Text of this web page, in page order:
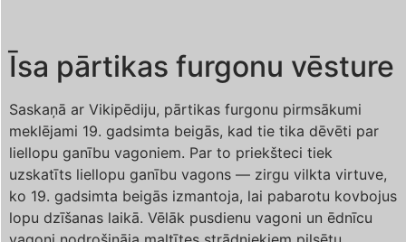
Īsa pārtikas furgonu vēsture
Saskaņā ar Vikipēdiju, pārtikas furgonu pirmsākumi
meklējami 19. gadsimta beigās, kad tie tika dēvēti par
liellopu ganību vagoniem. Par to priekšteci tiek
uzskatīts liellopu ganību vagons — zirgu vilkta virtuve,
ko 19. gadsimta beigās izmantoja, lai pabarotu kovbojus
lopu dzīšanas laikā. Vēlāk pusdienu vagoni un ēdnīcu